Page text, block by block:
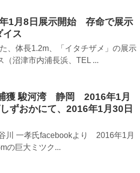
1月8日展示開始 存命で展示
ス
、体長1.2m、「イタチザメ」の展示
（沼津市内浦長浜、TEL ...
獲 駿河湾 静岡 2016年1月
ずおかにて、2016年1月30日
川 一孝氏facebookより 2016年1月
の巨大ミツク...